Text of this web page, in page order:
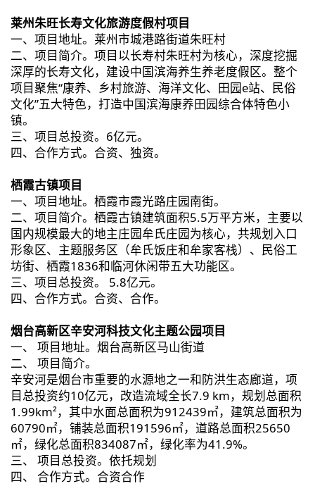
莱州朱旺长寿文化旅游度假村项目
一、项目地址。莱州市城港路街道朱旺村
二、项目简介。项目以长寿村朱旺村为核心，深度挖掘
深厚的长寿文化，建设中国滨海养生养老度假区。整个
项目聚焦“康养、乡村旅游、海洋文化、田园e站、民俗
文化”五大特色，打造中国滨海康养田园综合体特色小
镇。
三、项目总投资。6亿元。
四、合作方式。合资、独资。
栖霞古镇项目
一、项目地址。栖霞市霞光路庄园南街。
二、项目简介。栖霞古镇建筑面积5.5万平方米，主要以
国内规模最大的地主庄园牟氏庄园为核心，共规划入口
形象区、主题服务区（牟氏饭庄和牟家客栈）、民俗工
坊街、栖霞1836和临河休闲带五大功能区。
三、项目总投资。 5.8亿元。
四、合作方式。合资、合作。
烟台高新区辛安河科技文化主题公园项目
一、 项目地址。烟台高新区马山街道
二、 项目简介。
辛安河是烟台市重要的水源地之一和防洪生态廊道，项
目总投资约10亿元，改造流域全长7.9 km，规划总面积
1.99km²，其中水面总面积为912439㎡，建筑总面积为
60790㎡，铺装总面积191596㎡，道路总面积25650
㎡，绿化总面积834087㎡，绿化率为41.9%。
三、 项目总投资。依托规划
四、 合作方式。合资合作